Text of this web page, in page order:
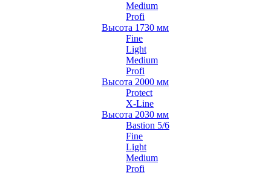
Medium
Profi
Высота 1730 мм
Fine
Light
Medium
Profi
Высота 2000 мм
Protect
X-Line
Высота 2030 мм
Bastion 5/6
Fine
Light
Medium
Profi